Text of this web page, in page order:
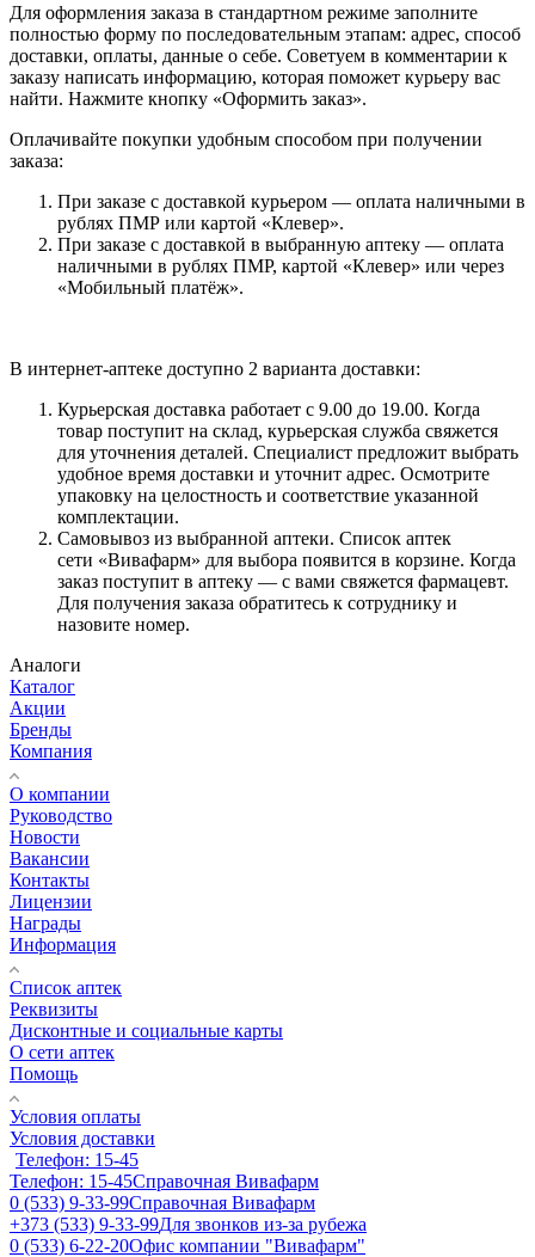
Для оформления заказа в стандартном режиме заполните
полностью форму по последовательным этапам: адрес, способ
доставки, оплаты, данные о себе. Советуем в комментарии к
заказу написать информацию, которая поможет курьеру вас
найти. Нажмите кнопку «Оформить заказ».
Оплачивайте покупки удобным способом при получении
заказа:
При заказе с доставкой курьером — оплата наличными в
рублях ПМР или картой «Клевер».
При заказе с доставкой в выбранную аптеку — оплата
наличными в рублях ПМР, картой «Клевер» или через
«Мобильный платёж».
В интернет-аптеке доступно 2 варианта доставки:
Курьерская доставка работает с 9.00 до 19.00. Когда
товар поступит на склад, курьерская служба свяжется
для уточнения деталей. Специалист предложит выбрать
удобное время доставки и уточнит адрес. Осмотрите
упаковку на целостность и соответствие указанной
комплектации.
Самовывоз из выбранной аптеки. Список аптек
сети «Вивафарм» для выбора появится в корзине. Когда
заказ поступит в аптеку — с вами свяжется фармацевт.
Для получения заказа обратитесь к сотруднику и
назовите номер.
Аналоги
Каталог
Акции
Бренды
Компания
О компании
Руководство
Новости
Вакансии
Контакты
Лицензии
Награды
Информация
Список аптек
Реквизиты
Дисконтные и социальные карты
О сети аптек
Помощь
Условия оплаты
Условия доставки
Телефон: 15-45
Телефон: 15-45Справочная Вивафарм
0 (533) 9-33-99Справочная Вивафарм
+373 (533) 9-33-99Для звонков из-за рубежа
0 (533) 6-22-20Офис компании "Вивафарм"